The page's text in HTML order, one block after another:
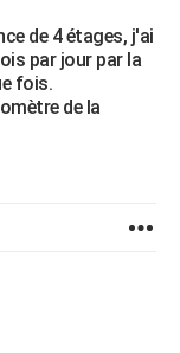
de 4 étages, j'ai
par jour par la
fois.
de la